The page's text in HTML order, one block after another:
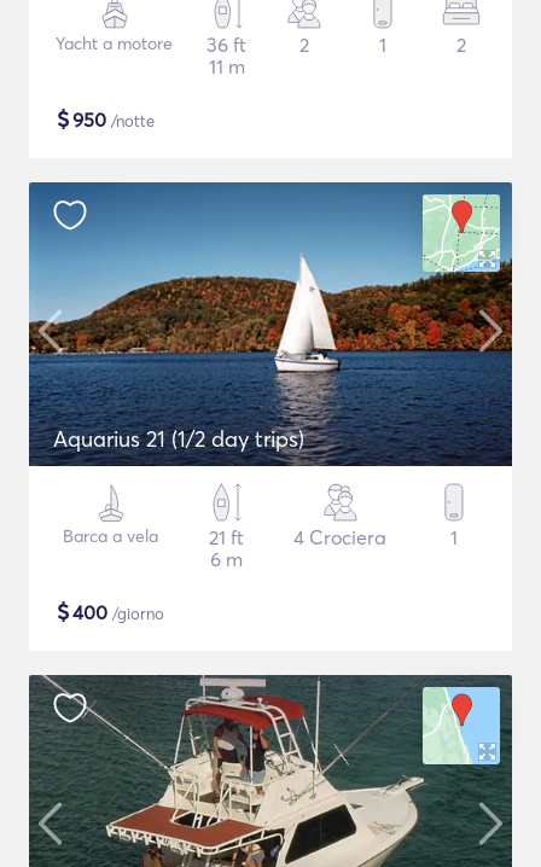
Yacht a motore
36 ft
11 m
2 1 2
$950 /notte
Aquarius 21 (1/2 day trips)
Barca a vela
21 ft
6 m
4 Crociera 1
$400 /giorno